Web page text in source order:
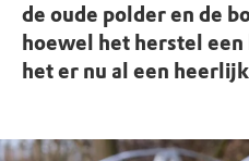
de oude polder en de
hoewel het herstel een
het er nu al een